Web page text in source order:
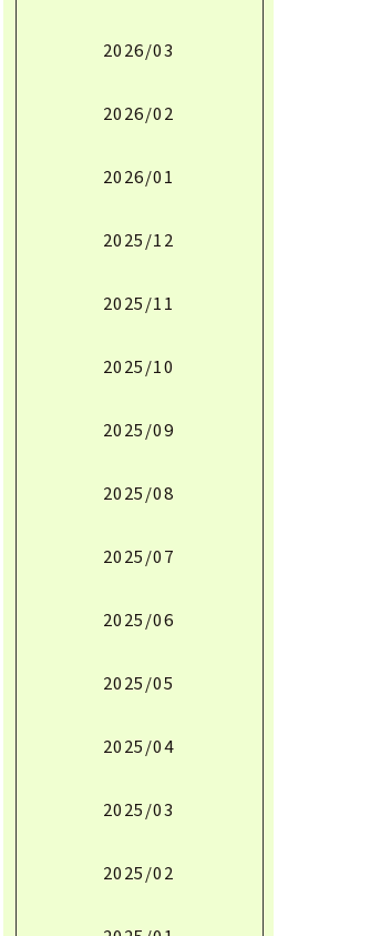
2026/03
2026/02
2026/01
2025/12
2025/11
2025/10
2025/09
2025/08
2025/07
2025/06
2025/05
2025/04
2025/03
2025/02